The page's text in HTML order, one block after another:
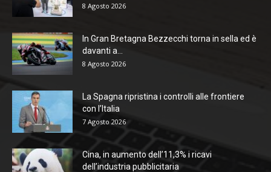
8 Agosto 2026
In Gran Bretagna Bezzecchi torna in sella ed è
davanti a...
8 Agosto 2026
La Spagna ripristina i controlli alle frontiere
con l’Italia
7 Agosto 2026
Cina, in aumento dell’11,3% i ricavi
dell’industria pubblicitaria